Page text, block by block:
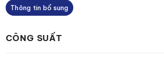
Thông tin bổ sung
CÔNG SUẤT